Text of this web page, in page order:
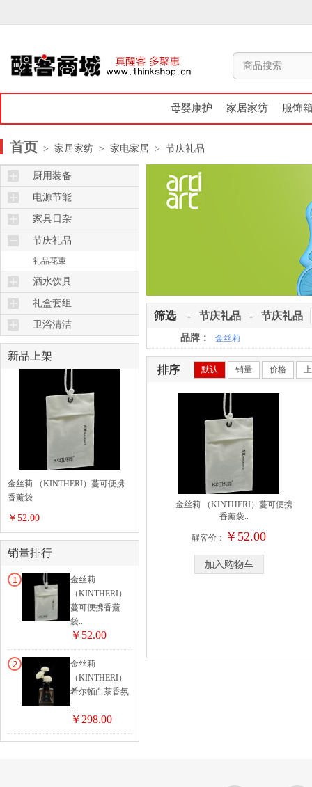
母婴康护 家居家纺 服饰
首页 > 家居家纺 > 家电家居 > 节庆礼品
厨用装备
烤箱炉灶
保鲜杯盒
厨用日杂
电锅电煲
锅碗瓢盆
计量包装
食品加工
电源节能
遥控器
节能充电
家具日杂
床品床具
妇幼用品
挂钩摆饰
计量包装
日杂工具
照明灯具
风扇电暖
桌椅橱柜
坐垫床垫
节庆礼品
礼品花束
酒水饮具
保温杯壶
酒具
咖啡具
茶具水壶
饮品加工
礼盒套组
厨具套组
卫浴清洁
美齿美须
美甲美发
美容香薰
吸尘清扫
熨烫收纳
洗涤护理品
去污工具
毛巾浴巾
卫浴用具
新品上架
金丝莉 （KINTHERI）蔓可便携
香薰袋
￥52.00
销量排行
金丝莉
（KINTHERI）
蔓可便携香薰
袋..
￥52.00
金丝莉
（KINTHERI）
希尔顿白茶香氛
..
￥298.00
筛选 - 节庆礼品 - 节庆礼品
品牌： 金丝莉
排序 默认 销量 价格
金丝莉 （KINTHERI）蔓可便携
香薰袋..
醒客价： ￥52.00